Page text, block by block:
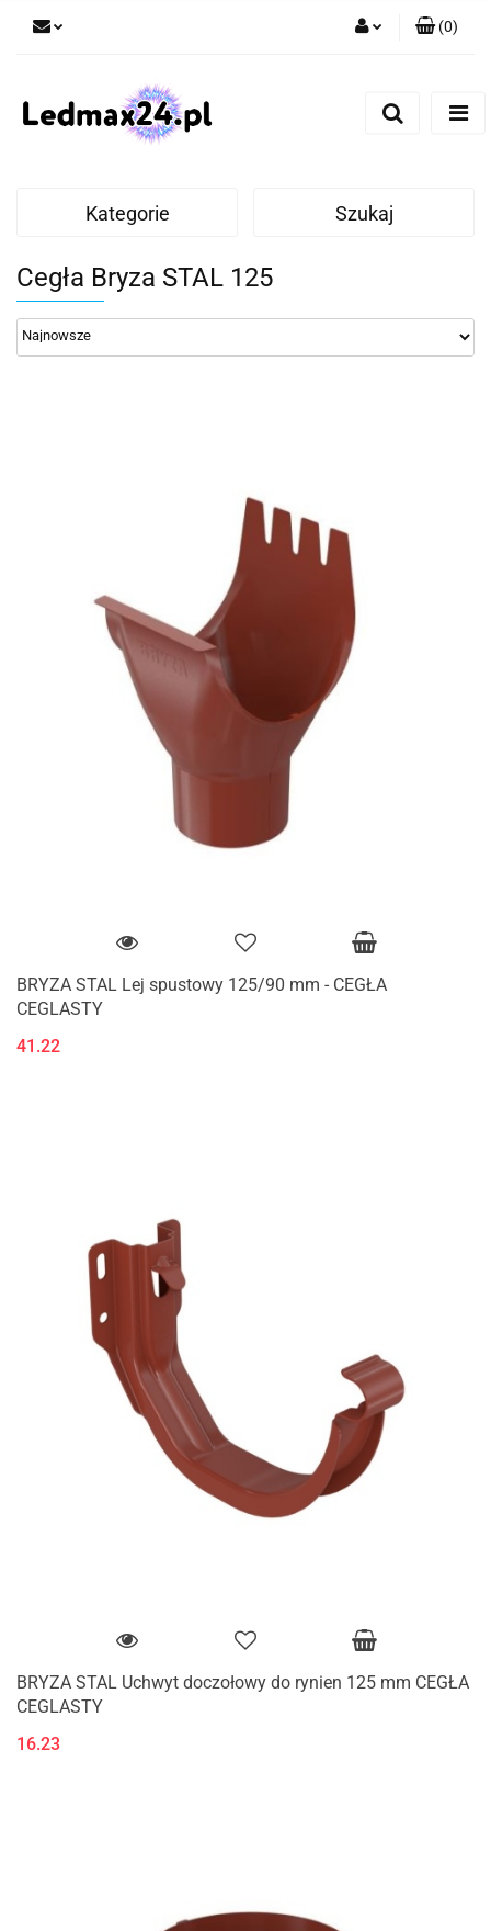
(0)
Kategorie Szukaj
Cegła Bryza STAL 125
BRYZA STAL Lej spustowy 125/90 mm - CEGŁA
CEGLASTY
41.22
BRYZA STAL Uchwyt doczołowy do rynien 125 mm CEGŁA
CEGLASTY
16.23